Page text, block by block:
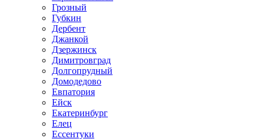
Грозный
Губкин
Дербент
Джанкой
Дзержинск
Димитровград
Долгопрудный
Домодедово
Евпатория
Ейск
Екатеринбург
Елец
Ессентуки